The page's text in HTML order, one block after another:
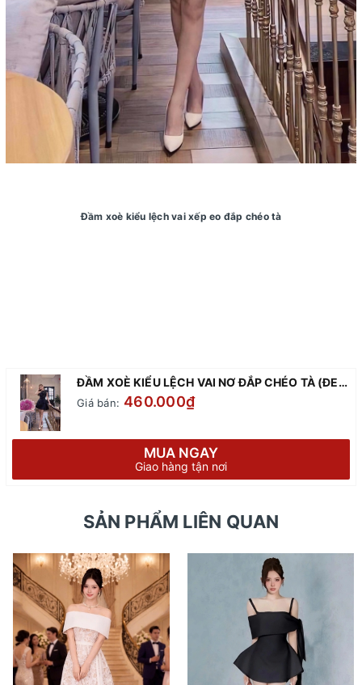
Đầm xoè kiểu lệch vai xếp eo đắp chéo tà
ĐẦM XOÈ KIỂU LỆCH VAI NƠ ĐẮP CHÉO TÀ (ĐEN)
Giá bán: 460.000₫
MUA NGAY
Giao hàng tận nơi
SẢN PHẨM LIÊN QUAN